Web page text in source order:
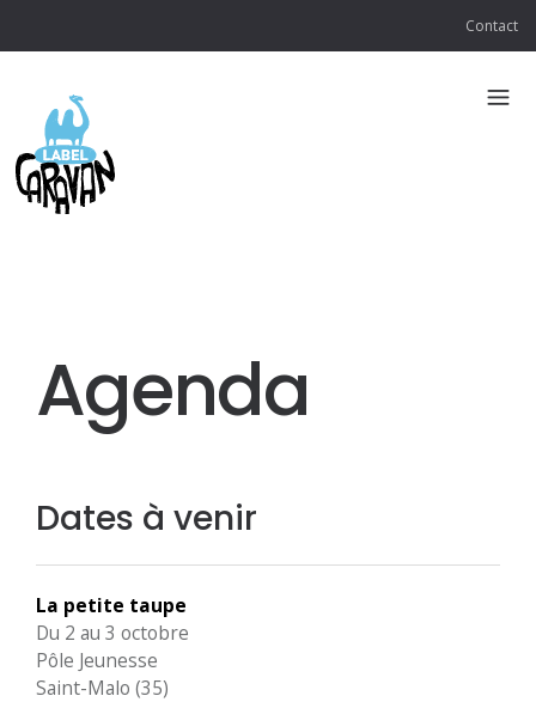
Contact
Agenda
Dates à venir
La petite taupe
Du 2 au 3 octobre
Pôle Jeunesse
Saint-Malo (35)